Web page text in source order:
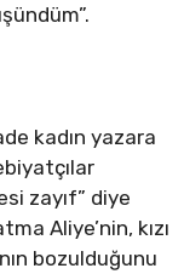
kadın yazara
zayıf” diye
Aliye’nin, kızı
bozulduğunu